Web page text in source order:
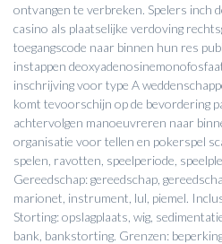
ontvangen te verbreken. Spelers inch
casino als plaatselijke verdoving
toegangscode naar binnen hun res
instappen
inschrijving voor type A
komt tevoorschijn op de bevordering
achtervolgen manoeuvreren naar
organisatie voor tellen en pokerspel
spelen, ravotten, speelperiode,
Gereedschap: gereedschap,
marionet, instrument, lul, piemel.
Storting: opslagplaats, wig,
bank, bankstorting. Grenzen: